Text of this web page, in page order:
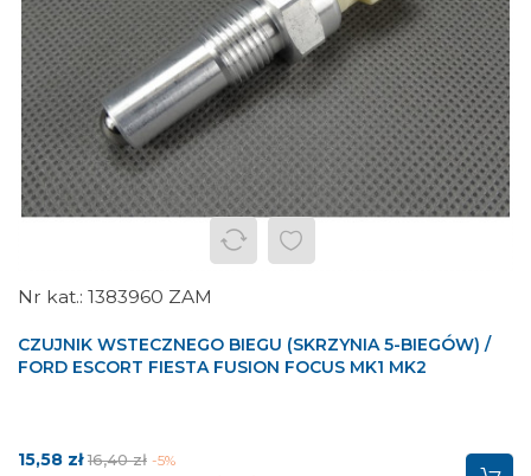
1383960 ZAM
CZUJNIK WSTECZNEGO BIEGU (SKRZYNIA 5-BIEGÓW) /
FORD ESCORT FIESTA FUSION FOCUS MK1 MK2
Cena
15,58 złCena
16,40 zł -5%